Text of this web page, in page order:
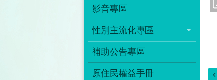
影音專區
性別主流化專區
補助公告專區
原住民權益手冊